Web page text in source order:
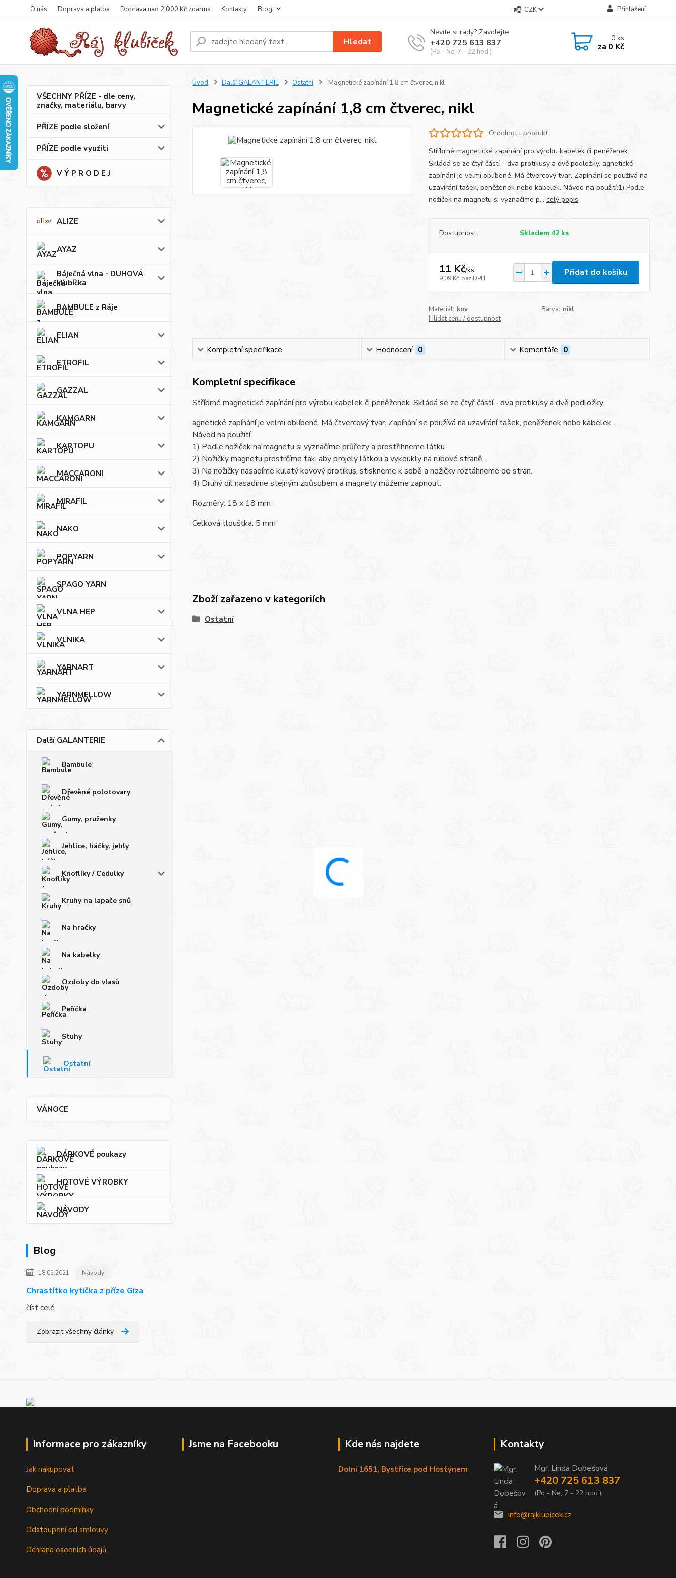
O nás Doprava a platba Doprava nad 2 000 Kč zdarma Kontakty Blog CZK Přihlášení
Hledat
Nevíte si rady? Zavolejte.
+420 725 613 837
(Po - Ne, 7 - 22 hod.)
0ks
za 0 Kč
VŠECHNY PŘÍZE - dle ceny,
značky, materiálu, barvy
PŘÍZE podle složení
PŘÍZE podle využití
V Ý P R O D E J
ALIZE
AYAZ
Báječná vlna - DUHOVÁ
klubíčka
BAMBULE z Ráje
ELIAN
ETROFIL
GAZZAL
KAMGARN
KARTOPU
MACCARONI
MIRAFIL
NAKO
POPYARN
SPAGO YARN
VLNA HEP
VLNIKA
YARNART
YARNMELLOW
Další GALANTERIE
Bambule
Dřevěné polotovary
Gumy, pruženky
Jehlice, háčky, jehly
Knoflíky / Cedulky
Kruhy na lapače snů
Na hračky
Na kabelky
Ozdoby do vlasů
Peříčka
Stuhy
Ostatní
VÁNOCE
DÁRKOVÉ poukazy
HOTOVÉ VÝROBKY
NÁVODY
Blog
18.05.2021 Návody
Chrastítko kytička z příze Giza
číst celé
Zobrazit všechny články
Úvod Další GALANTERIE Ostatní Magnetické zapínání 1,8 cm čtverec, nikl
Magnetické zapínání 1,8 cm čtverec, nikl
Ohodnotit produkt
Stříbrné magnetické zapínání pro výrobu kabelek či peněženek.
Skládá se ze čtyř částí - dva protikusy a dvě podložky. agnetické
zapínání je velmi oblíbené. Má čtvercový tvar. Zapínání se používá na
uzavírání tašek, peněženek nebo kabelek. Návod na použití:1) Podle
nožiček na magnetu si vyznačíme p... celý popis
Dostupnost Skladem 42 ks
11 Kč/ks
9,09 Kč bez DPH
Přidat do košíku
Materiál: kov Barva: nikl
Hlídat cenu / dostupnost
Kompletní specifikace Hodnocení 0 Komentáře 0
Kompletní specifikace
Stříbrné magnetické zapínání pro výrobu kabelek či peněženek. Skládá se ze čtyř částí - dva protikusy a dvě podložky.
agnetické zapínání je velmi oblíbené. Má čtvercový tvar. Zapínání se používá na uzavírání tašek, peněženek nebo kabelek.
Návod na použití:
1) Podle nožiček na magnetu si vyznačíme průřezy a prostřihneme látku.
2) Nožičky magnetu prostrčíme tak, aby projely látkou a vykoukly na rubové straně.
3) Na nožičky nasadíme kulatý kovový protikus, stiskneme k sobě a nožičky roztáhneme do stran.
4) Druhý díl nasadíme stejným způsobem a magnety můžeme zapnout.
Rozměry: 18 x 18 mm
Celková tloušťka: 5 mm
Zboží zařazeno v kategoriích
Ostatní
Informace pro zákazníky
Jak nakupovat
Doprava a platba
Obchodní podmínky
Odstoupení od smlouvy
Ochrana osobních údajů
Jsme na Facebooku Kde nás najdete
Dolní 1651, Bystřice pod Hostýnem
Kontakty
Mgr. Linda Dobešová
+420 725 613 837
(Po - Ne, 7 - 22 hod.)
info@rajklubicek.cz